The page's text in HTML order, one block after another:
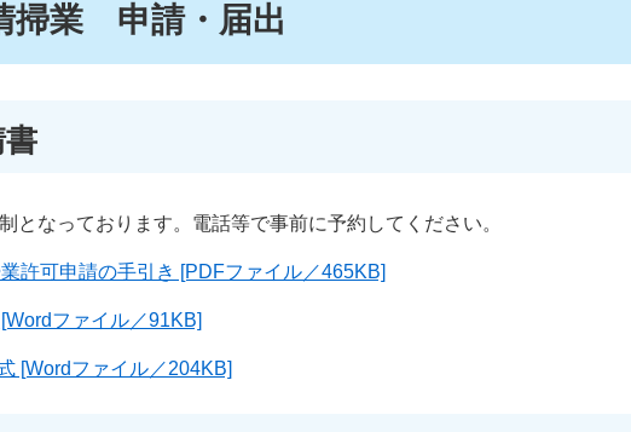
掃業 申請・届出
となっております。電話等で事前に予約してください。
許可申請の手引き [PDFファイル／465KB]
ファイル／91KB]
[Wordファイル／204KB]